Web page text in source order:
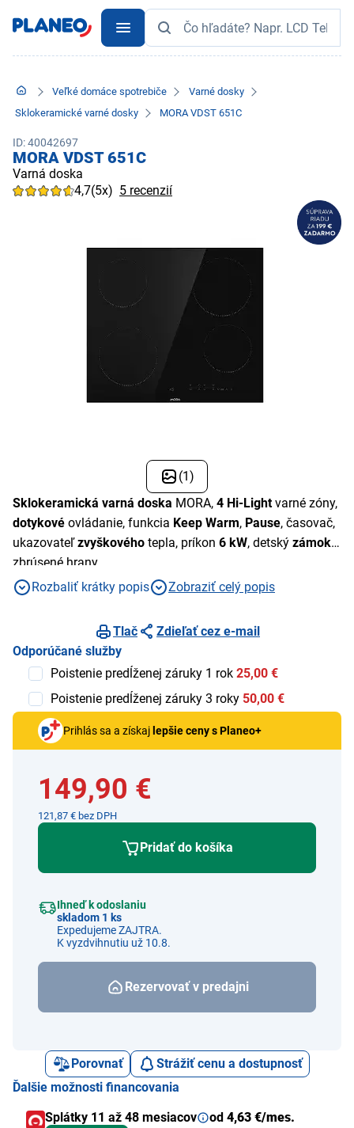
Veľké domáce spotrebiče
Varné dosky
Sklokeramické varné dosky
MORA VDST 651C
ID: 40042697
MORA VDST 651C
Varná doska
4,7(5x) 5 recenzií
(1)
Sklokeramická varná doska MORA, 4 Hi-Lightvarné zóny,
dotykové ovládanie, funkcia Keep Warm, Pause, časovač,
ukazovateľzvyškového tepla, príkon 6 kW, detský zámok,
zbrúsené hrany
Rozbaliť krátky popis
Zobraziť celý popis
Tlač
Zdieľať cez e-mail
Odporúčané služby
Poistenie predĺženej záruky 1 rok 25,00 €
Poistenie predĺženej záruky 3 roky 50,00 €
Prihlás sa a získaj lepšie ceny s Planeo+
149,90 €
121,87 € bez DPH
Pridať do košíka
Ihneď k odoslaniu
skladom 1 ks
Expedujeme ZAJTRA.
K vyzdvihnutiu už 10.8.
Rezervovať v predajni
Porovnať
Strážiť cenu a dostupnosť
Ďalšie možnosti financovania
Splátky 11 až 48 mesiacov
od 4,63 €/mes.